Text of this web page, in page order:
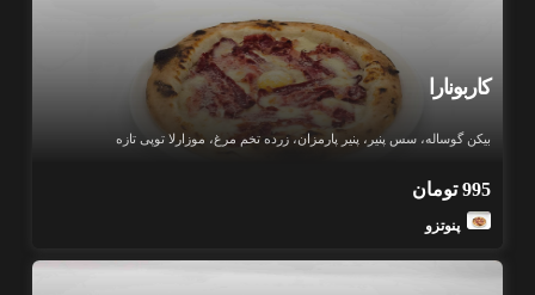
کاربونارا
بیکن گوساله، سس پنیر، پنیر پارمزان، زرده تخم مرغ، موزارلا توپی تازه
995 تومان
پنوتزو